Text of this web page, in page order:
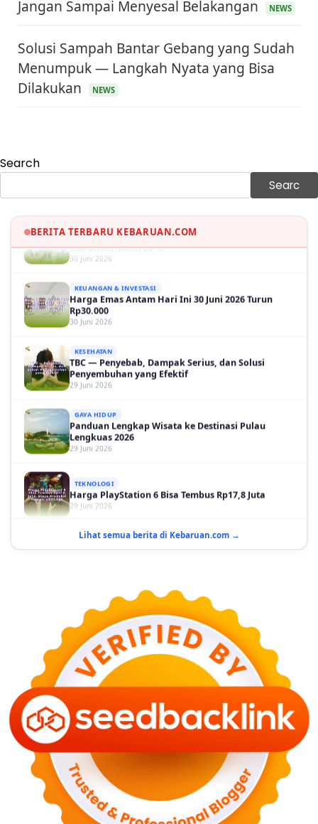
Jangan Sampai Menyesal Belakangan
NEWS
Solusi Sampah Bantar Gebang yang Sudah
Menumpuk — Langkah Nyata yang Bisa
Dilakukan
NEWS
Search
Searc
BERITA TERBARU KEBARUAN.COM
KEUANGAN & INVESTASI
Harga Minyak Dunia Hari Ini Naik, WTI dan Brent
30 Juni 2026
OLAH RAGA
30 Juni 2026
KEUANGAN & INVESTASI
Rp30.000
30 Juni 2026
KESEHATAN
Penyembuhan yang Efektif
29 Juni 2026
GAYA HIDUP
Lengkuas 2026
29 Juni 2026
29 Juni 2026
10 Adegan Film Terikat Janji yang Sangat Tak
Terduga
Bahaya Memakai Softlens untuk Mata yang Jarang
Diketahui
29 Juni 2026
NASIONAL
PLN Kalimantan Lakukan Manajemen Beban
Akibat Gangguan PLTGU
29 Juni 2026
KEUANGAN & INVESTASI
Harga Minyak Dunia Hari Ini Naik, WTI dan Brent
Sama-sama Menguat
GAYA HIDUP
Sinopsis Film Marauders, Misteri Perampokan
Bank dengan Konspirasi Tersembunyi
30 Juni 2026
Lihat semua berita di Kebaruan.com →